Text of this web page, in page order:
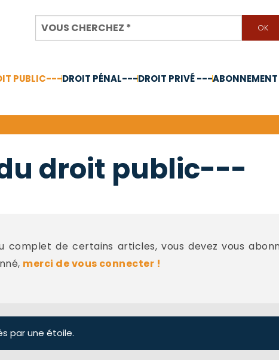
PUBLIC---DROIT PÉNAL---DROIT PRIVÉ ---
droit public---
complet de certains articles, vous devez vous
merci de vous connecter !
par une étoile.